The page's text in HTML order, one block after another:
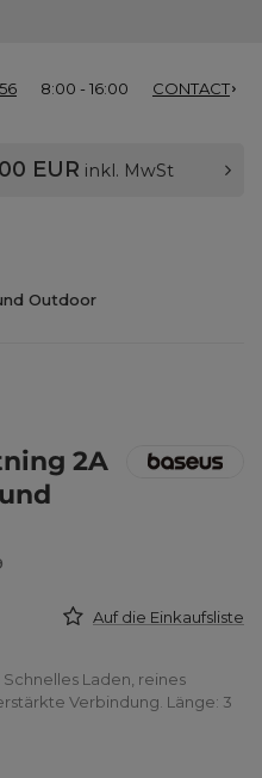
8:00 - 16:00 CONTACT
EUR inkl. MwSt
Outdoor
2A
Auf die Einkaufsliste
Laden, reines
Verbindung. Länge: 3